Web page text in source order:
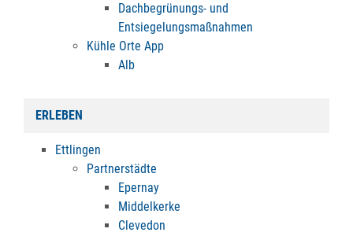
Dachbegrünungs- und
Entsiegelungsmaßnahmen
Kühle Orte App
Alb
ERLEBEN
Ettlingen
Partnerstädte
Epernay
Middelkerke
Clevedon